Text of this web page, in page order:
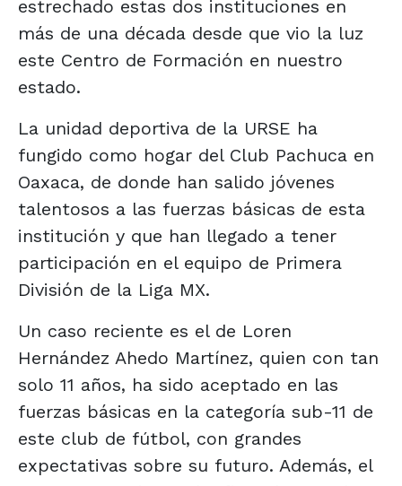
estrechado estas dos instituciones en
más de una década desde que vio la luz
este Centro de Formación en nuestro
estado.
La unidad deportiva de la URSE ha
fungido como hogar del Club Pachuca en
Oaxaca, de donde han salido jóvenes
talentosos a las fuerzas básicas de esta
institución y que han llegado a tener
participación en el equipo de Primera
División de la Liga MX.
Un caso reciente es el de Loren
Hernández Ahedo Martínez, quien con tan
solo 11 años, ha sido aceptado en las
fuerzas básicas en la categoría sub-11 de
este club de fútbol, con grandes
expectativas sobre su futuro. Además, el